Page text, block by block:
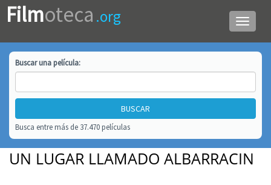
Menú
de
Filmoteca .org
Buscar unapelícula:
Busca entre más de 37.470 películas
UN LUGAR LLAMADO ALBARRACIN